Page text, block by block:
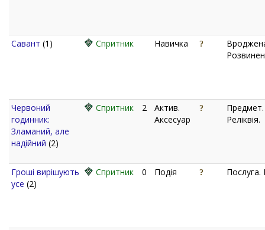
Савант (1) Спритник Навичка
Червоний
годинник:
Зламаний, але
надійний (2)
Спритник 2
Актив.
Аксесуар
Предмет.
Реліквія.
Гроші вирішують
усе (2)
Спритник 0 Подія Послуга.